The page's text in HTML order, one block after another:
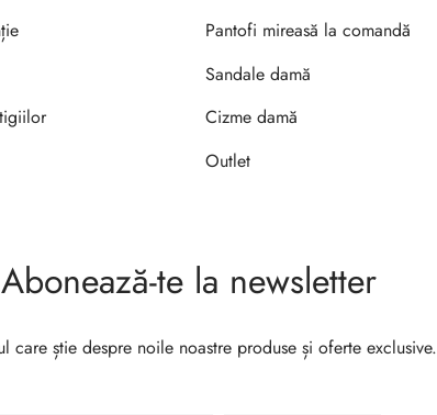
Pantofi mireasă la comandă
Sandale damă
Cizme damă
Outlet
Abonează-te la newsletter
care știe despre noile noastre produse și oferte exclusive.